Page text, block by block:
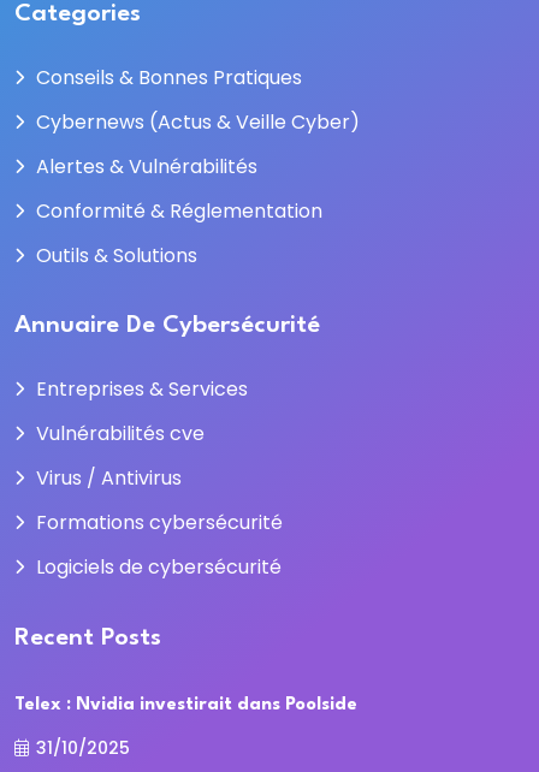
Categories
Conseils & Bonnes Pratiques
Cybernews (Actus & Veille Cyber)
Alertes & Vulnérabilités
Conformité & Réglementation
Outils & Solutions
Annuaire De Cybersécurité
Entreprises & Services
Vulnérabilités cve
Virus / Antivirus
Formations cybersécurité
Logiciels de cybersécurité
Recent Posts
Telex : Nvidia investirait dans Poolside
31/10/2025